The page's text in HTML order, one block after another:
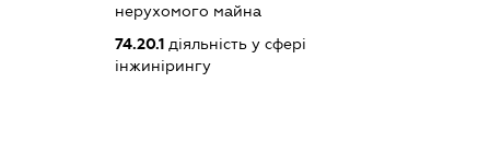
нерухомого майна
74.20.1 діяльність у сфері
інжинірингу